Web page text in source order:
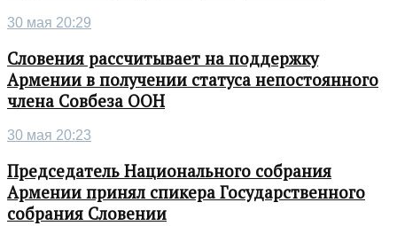
30 мая 20:29
Словения рассчитывает на поддержку
Армении в получении статуса непостоянного
члена Совбеза ООН
30 мая 20:23
Председатель Национального собрания
Армении принял спикера Государственного
собрания Словении